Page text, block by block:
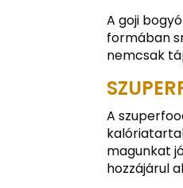
A goji
formában
nemcsak
A
magunkat
hozzájárul